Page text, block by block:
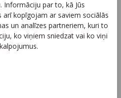
Informāciju par to, kā Jūs
kopīgojam ar saviem sociālās
un analīzes partneriem, kuri to
ko viņiem sniedzat vai ko viņi